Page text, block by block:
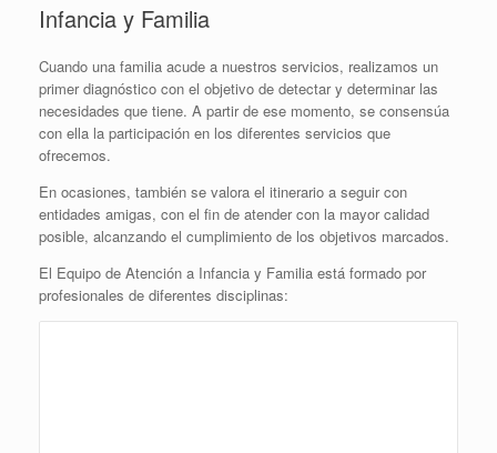
Infancia y Familia
Cuando una familia acude a nuestros servicios, realizamos un
primer diagnóstico con el objetivo de detectar y determinar las
necesidades que tiene. A partir de ese momento, se consensúa
con ella la participación en los diferentes servicios que
ofrecemos.
En ocasiones, también se valora el itinerario a seguir con
entidades amigas, con el fin de atender con la mayor calidad
posible, alcanzando el cumplimiento de los objetivos marcados.
El Equipo de Atención a Infancia y Familia está formado por
profesionales de diferentes disciplinas: